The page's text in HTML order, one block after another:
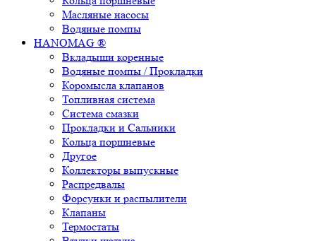
Масляные насосы
Водяные помпы
HANOMAG ®
Вкладыши коренные
Водяные помпы / Прокладки
Коромысла клапанов
Топливная система
Система смазки
Прокладки и Сальники
Кольца поршневые
Другое
Коллекторы выпускные
Распредвалы
Форсунки и распылители
Клапаны
Термостаты